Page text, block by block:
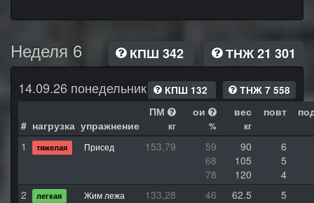
Неделя 6 КПШ 342
ТНЖ 21 301
14.09.26 понедельник
КПШ 132 ТНЖ 7 558
# нагрузка упражнение
ПМ
кг
ои
%
вес
кг
повт
1 тяжелая Присед 153,79 59 90
6
68
105
5
78
120
4
2
легкая Жим лежа 133,28 46 62.5
5